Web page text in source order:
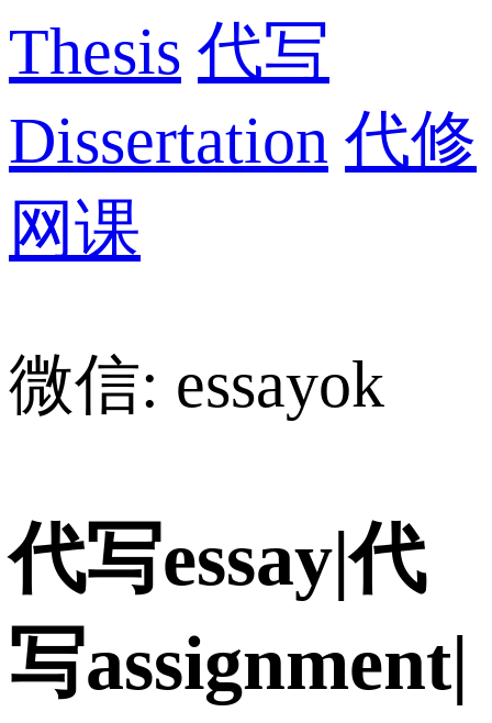
Thesis 代写
Dissertation 代修
网课
微信: essayok
代写essay|代
写assignment|